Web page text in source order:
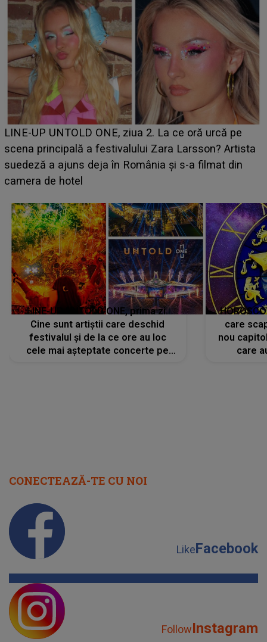
Ce a dezvăluit noua concurentă din "Casa Iubirii" l-a
luat prin surprindere pe Emanuel. CINE ESTE
BĂIATUL VIZAT de Alexandra?! Aflându-se în fața
faptului împlinit, A RECUNOSCUT IMEDIAT: "Am
LINE-UP UNTOLD ONE, prima zi.
Cine sunt artiștii care deschid
festivalul și de la ce ore au loc
cele mai așteptate concerte pe
care
nou
care
CONECTEAZĂ-TE CU NOI
LikeFacebook
FollowInstagram